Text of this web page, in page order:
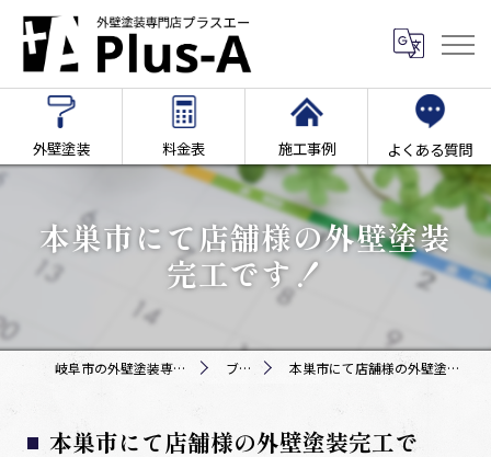
外壁塗装 料金表 施工事例 よくある質問
本巣市にて店舗様の外壁塗装
完工です！
岐阜市の外壁塗装専門店Plus-A ブログ 本巣市にて店舗様の外壁塗装完工です！
本巣市にて店舗様の外壁塗装完工で